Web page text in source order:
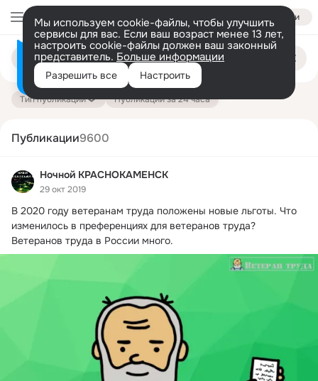
Войти
Мы используем cookie-файлы, чтобы улучшить
сервисы для вас. Если ваш возраст менее 13 лет,
настроить cookie-файлы должен ваш законный
представитель. Больше информации
Разрешить все Настроить
Поиск
публикациям
Тип публикации Публикации за 24 часа
Публикации9600
Ночной КРАСНОКАМЕНСК
29 окт 2019
В 2020 году ветеранам труда положены новые льготы. Что
изменилось в преференциях для ветеранов труда?
Ветеранов труда в России много.
Информация о контенте
на платформе — здесь